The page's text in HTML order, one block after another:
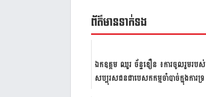
ព័ត៌មាន​ទាក់​ទង
ឯក​ឧត្តម​​​​​ ឈួរ ច័ន្ទឌឿន​ ៖ការ​ចូល​រួម​របស់​
សប្បុរស​ជន​ជា​បេ​ស​ក​កម្ម​ចាំ​បាច់​ក្នុង​ការ​ទ្រ​